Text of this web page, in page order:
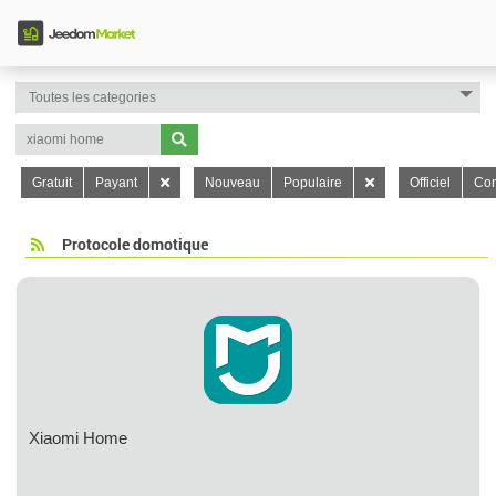
Gratuit Payant Nouveau Populaire Officiel
Protocole domotique
Xiaomi Home